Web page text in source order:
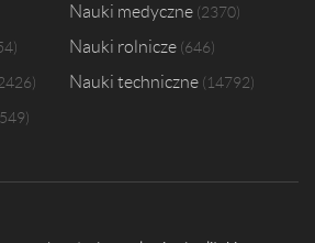
Nauki medyczne 2370
Nauki rolnicze 646
Nauki techniczne 14792
549